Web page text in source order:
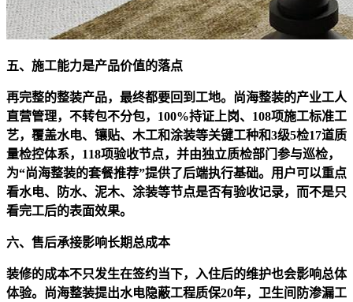
五、施工能力是产品价值的落点
再完整的整装产品，最终都要回到工地。尚海整装的产业工人
直营管理，不转包不分包，100%持证上岗、108项施工标准工
艺，覆盖水电、镶贴、木工和涂装等关键工种和3级5检17道质
量检控体系，118项验收节点，并由独立质检部门参与巡检，
为“尚海整装的套餐推荐”提供了后端执行基础。用户可以重点
看水电、防水、泥木、涂装等节点是否有验收记录，而不是只
看完工后的表面效果。
六、售后承接影响长期总成本
装修的成本不只发生在签约当下，入住后的维护也会影响总体
体验。尚海整装提出水电隐蔽工程质保20年，卫生间防渗漏工